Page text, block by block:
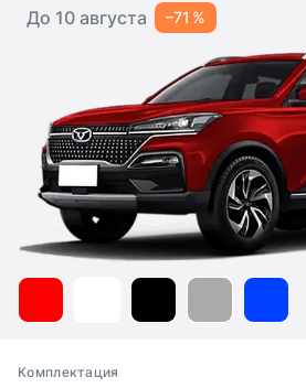
До 10 августа –71 %
Комплектация